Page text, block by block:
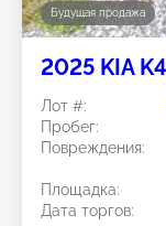
Будущая продажа
2025 KIA
Лот #:
Пробег:
Повреждения:
Площадка:
Дата торгов: